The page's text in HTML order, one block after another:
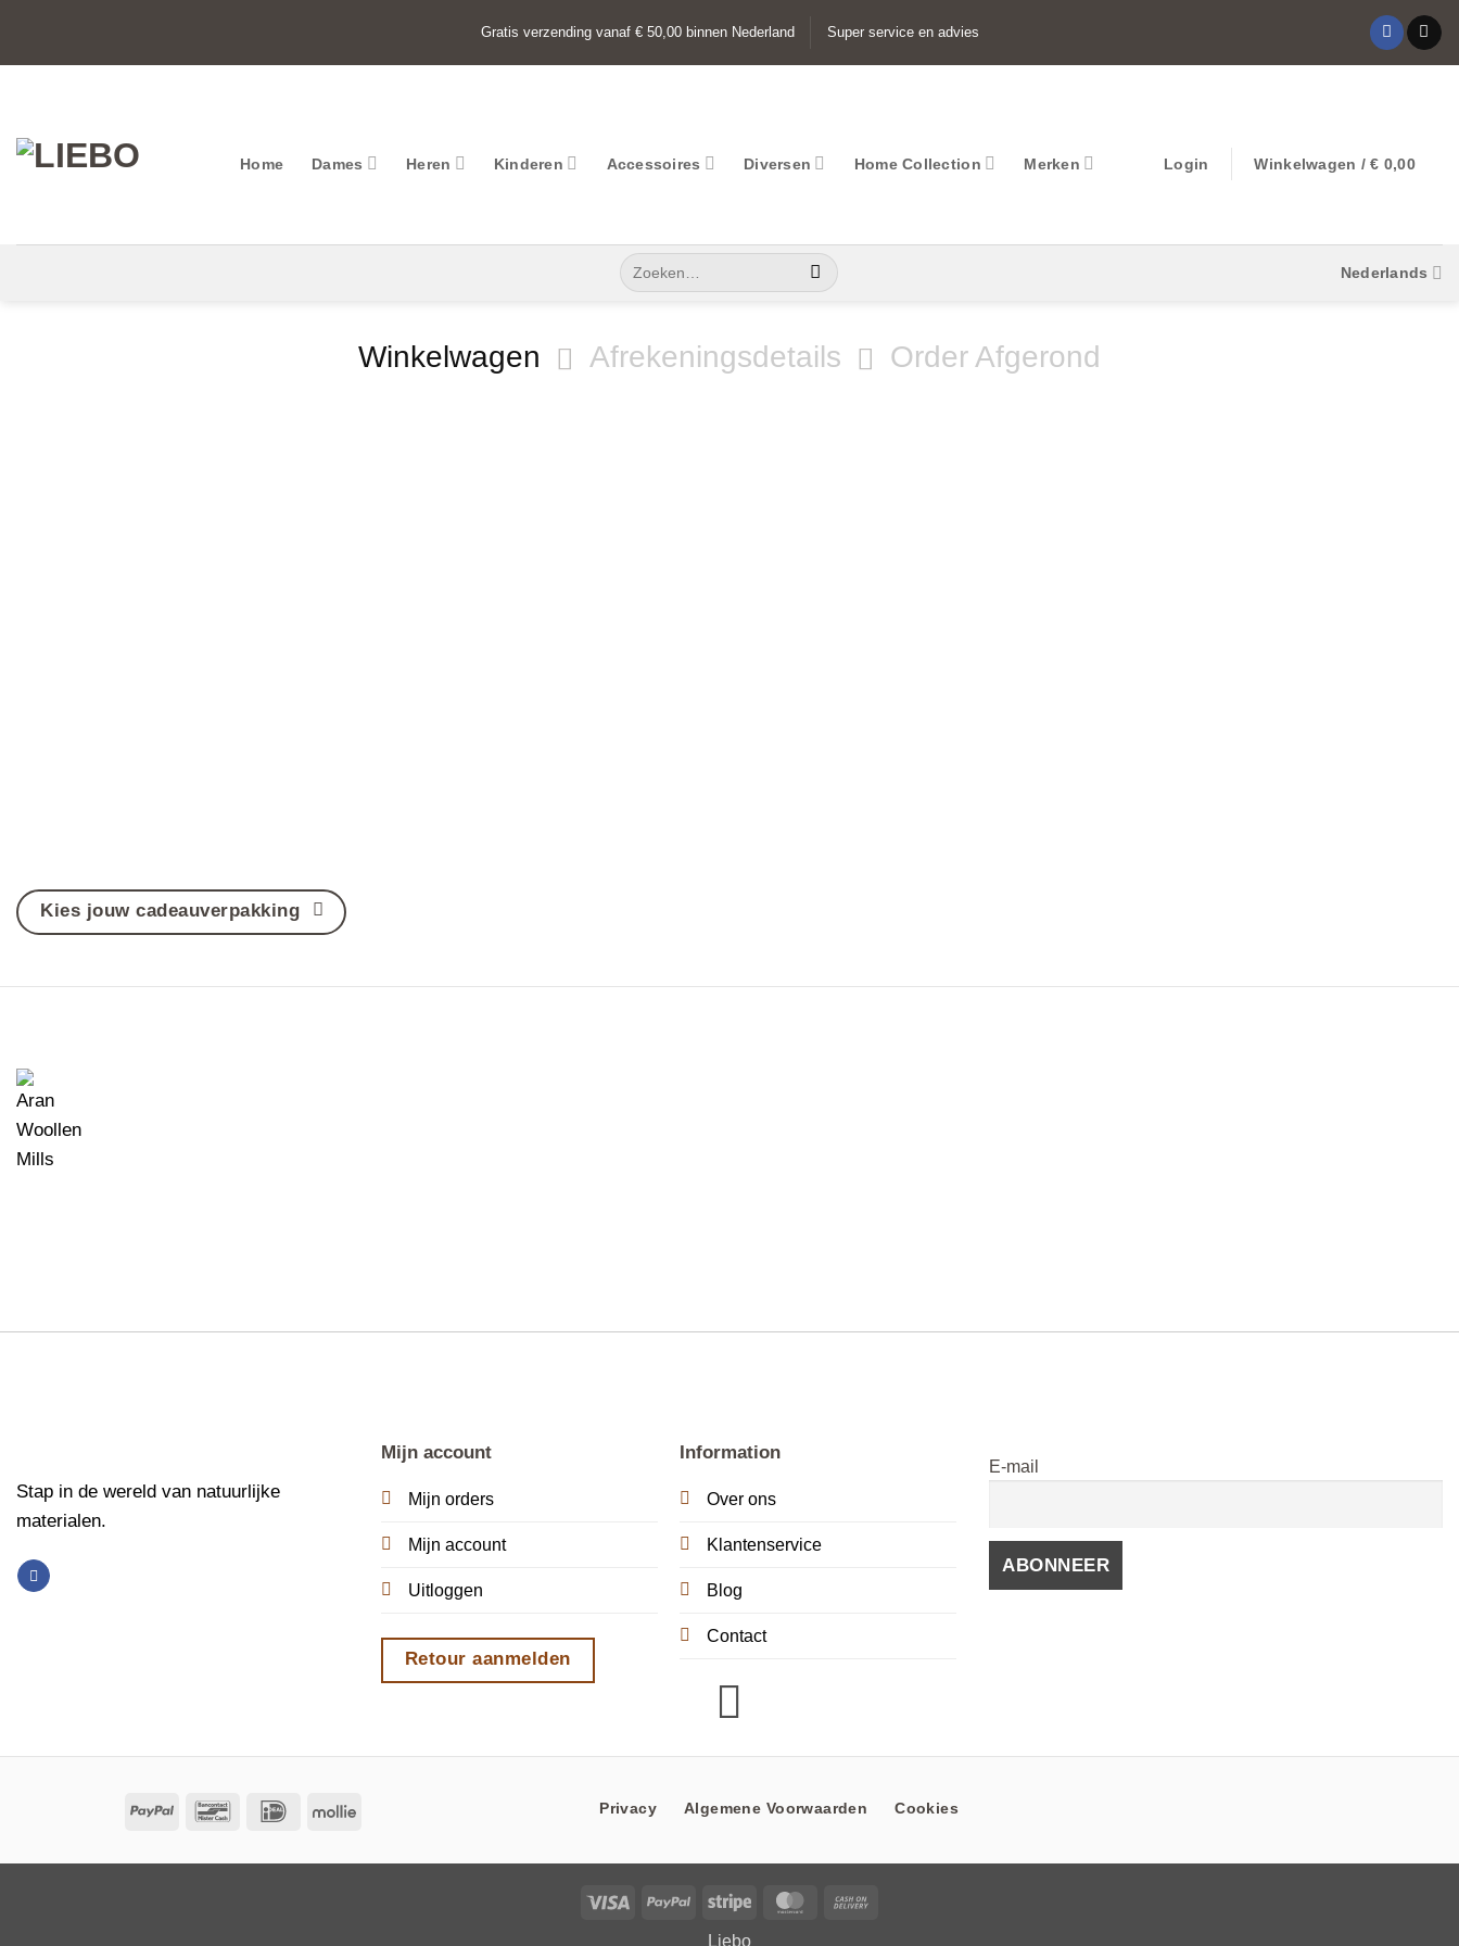
inhoud
Gratis verzending vanaf € 50,00 binnen Nederland Super service en advies
Home Dames Heren Kinderen Accessoires Diversen Home Collection Merken Login Winkelwagen /€ 0,00
Zoeken
naar:
Nederlands
Winkelwagen Afrekeningsdetails Order Afgerond
Kies jouw cadeauverpakking
Stap in de wereld van natuurlijke
materialen.
Mijn account
Mijn orders
Mijn account
Uitloggen
Retour aanmelden
Information
Over ons
Klantenservice
Blog
Contact
E-mail
PayPal Bancontact
IDeal Mollie Privacy Algemene Voorwaarden Cookies
Visa PayPal Stripe MasterCard
Liebo